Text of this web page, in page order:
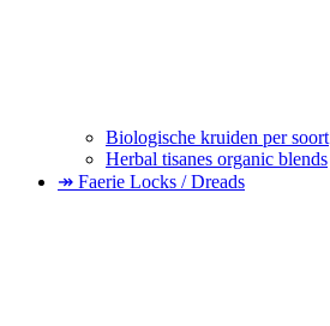
Biologische kruiden per soort
Herbal tisanes organic blends
↠ Faerie Locks / Dreads